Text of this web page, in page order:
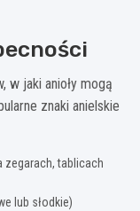
w jaki anioły mogą
znaki anielskie
zegarach, tablicach
lub słodkie)